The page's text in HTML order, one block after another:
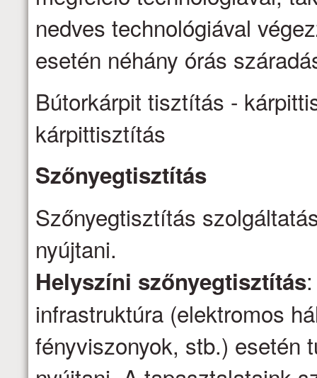
nedves technológiával
esetén néhány órás
Bútorkárpit tisztítás -
kárpittisztítás
Szőnyegtisztítás
Szőnyegtisztítás
nyújtani.
Helyszíni szőnyegtisztítás
infrastruktúra (elektromos
fényviszonyok, stb.) esetén